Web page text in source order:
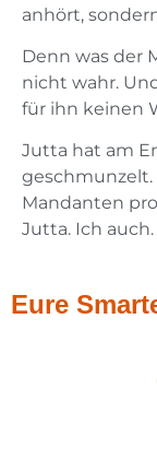
anhört,
Denn was der
nicht wahr.
für ihn keinen
Jutta hat am
geschmunzelt.
Mandanten
Jutta. Ich auch.
Eure